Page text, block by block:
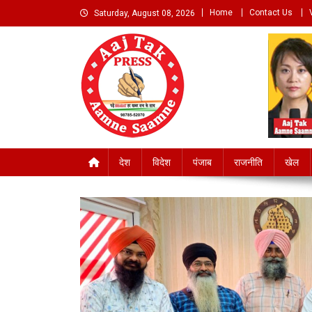
to
Saturday, August 08, 2026 Home Contact Us
Aaj Tak Aamne
देश विदेश पंजाब राजनीति खेल